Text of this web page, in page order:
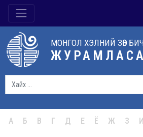
МОНГОЛ ХЭЛНИЙ ЗӨВ
А Б В Г Д Е Ё Ж З И